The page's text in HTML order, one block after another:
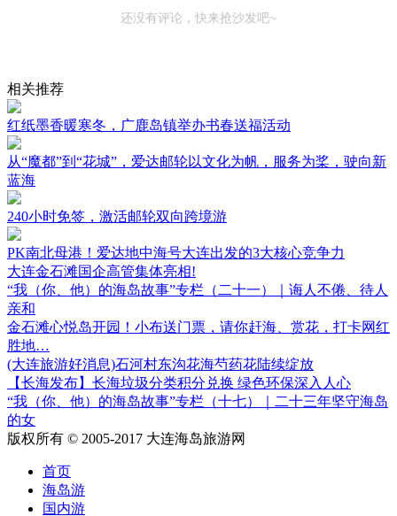
还没有评论，快来抢沙发吧~
相关推荐
红纸墨香暖寒冬，广鹿岛镇举办书春送福活动
从“魔都”到“花城”，爱达邮轮以文化为帆，服务为桨，驶向新
蓝海
240小时免签，激活邮轮双向跨境游
PK南北母港！爱达地中海号大连出发的3大核心竞争力
大连金石滩国企高管集体亮相!
“我（你、他）的海岛故事”专栏（二十一）｜诲人不倦、待人
亲和
金石滩心悦岛开园！小布送门票，请你赶海、赏花，打卡网红
胜地…
(大连旅游好消息)石河村东沟花海芍药花陆续绽放
【长海发布】长海垃圾分类积分兑换 绿色环保深入人心
“我（你、他）的海岛故事”专栏（十七）｜二十三年坚守海岛
的女
版权所有 © 2005-2017 大连海岛旅游网
首页
海岛游
国内游